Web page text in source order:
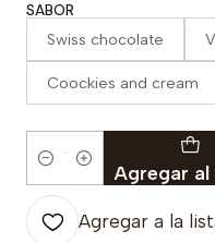
SABOR
Swiss chocolate
Coockies and cream
Cantidad Agregar al
Agregar a la